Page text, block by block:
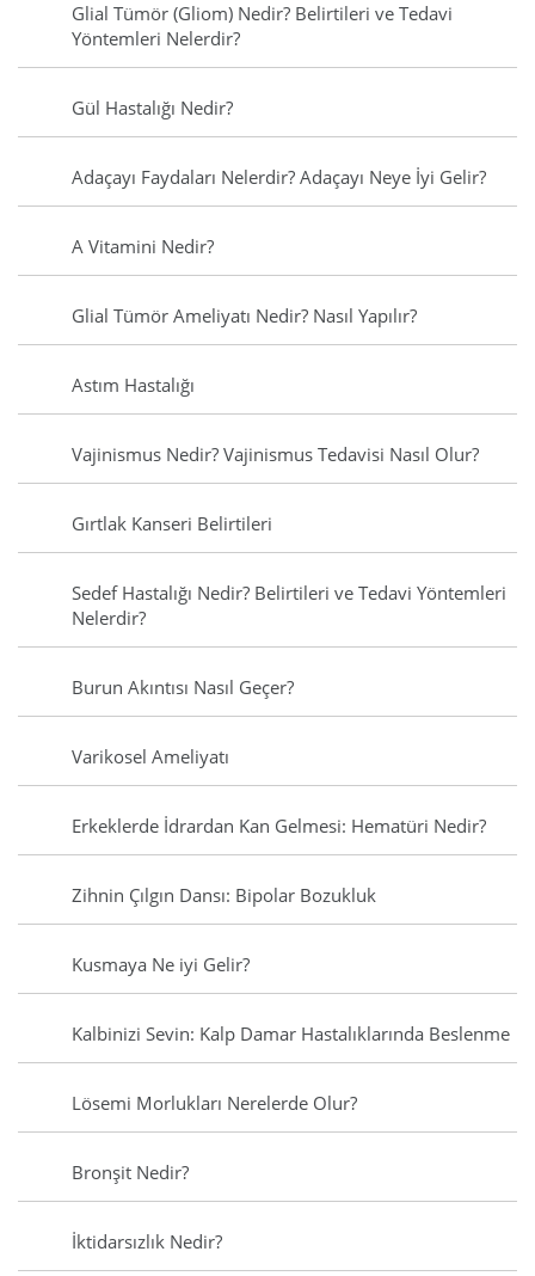
Glial Tümör (Gliom) Nedir? Belirtileri ve Tedavi
Yöntemleri Nelerdir?
Gül Hastalığı Nedir?
Adaçayı Faydaları Nelerdir? Adaçayı Neye İyi Gelir?
A Vitamini Nedir?
Glial Tümör Ameliyatı Nedir? Nasıl Yapılır?
Astım Hastalığı
Vajinismus Nedir? Vajinismus Tedavisi Nasıl Olur?
Gırtlak Kanseri Belirtileri
Sedef Hastalığı Nedir? Belirtileri ve Tedavi Yöntemleri
Nelerdir?
Burun Akıntısı Nasıl Geçer?
Varikosel Ameliyatı
Erkeklerde İdrardan Kan Gelmesi: Hematüri Nedir?
Zihnin Çılgın Dansı: Bipolar Bozukluk
Kusmaya Ne iyi Gelir?
Kalbinizi Sevin: Kalp Damar Hastalıklarında Beslenme
Lösemi Morlukları Nerelerde Olur?
Bronşit Nedir?
İktidarsızlık Nedir?